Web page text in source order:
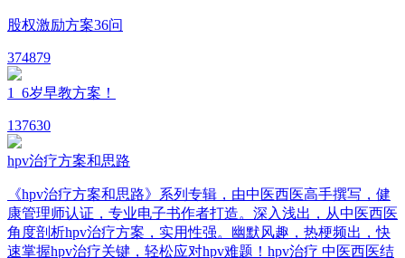
股权激励方案36问
374879
1_6岁早教方案！
137630
hpv治疗方案和思路
《hpv治疗方案和思路》系列专辑，由中医西医高手撰写，健
康管理师认证，专业电子书作者打造。深入浅出，从中医西医
角度剖析hpv治疗方案，实用性强。幽默风趣，热梗频出，快
速掌握hpv治疗关键，轻松应对hpv难题！hpv治疗 中医西医结